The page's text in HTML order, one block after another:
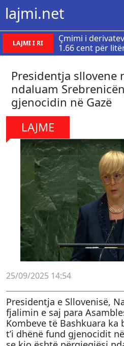
lajmi.net
LAJMI I RI
Çmimi i
1.66 cent për
Presidentja sllovene
ndaluam
gjenocidin në Gazë
LAJME
25/09/2025 14:54
Presidentja e Sllovenisë,
fjalimin e saj para
Kombeve të Bashkuara
t’i dhënë fund gjenocidit